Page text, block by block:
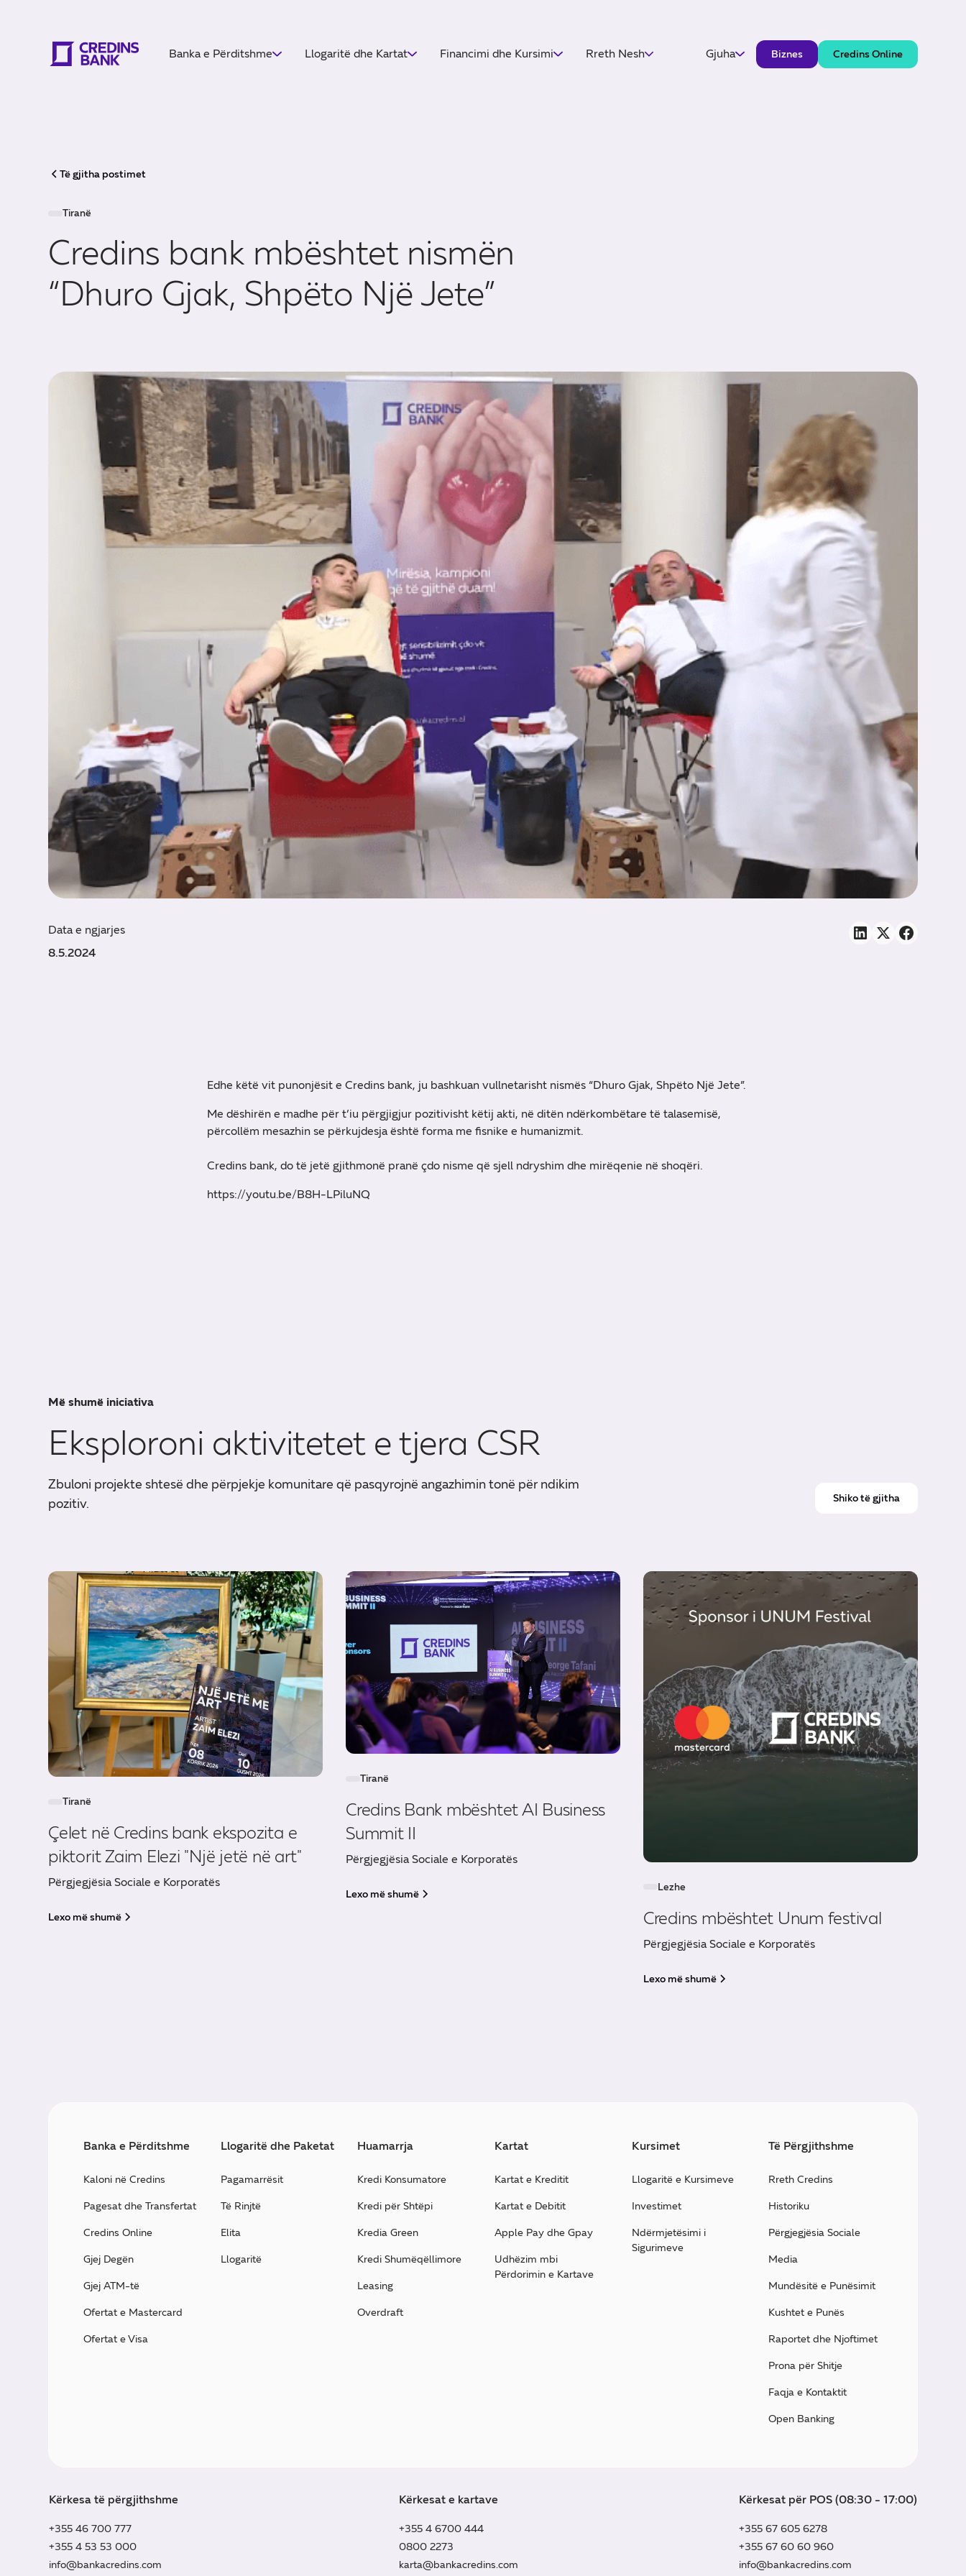
Banka e Përditshme Llogaritë dhe Kartat Financimi dhe Kursimi Rreth Nesh Gjuha Biznes Credins Online
Të gjitha postimet
Tiranë
Credins bank mbështet nismën
“Dhuro Gjak, Shpëto Një Jete”
Data e ngjarjes
8.5.2024
Edhe këtë vit punonjësit e Credins bank, ju bashkuan vullnetarisht nismës “Dhuro Gjak, Shpëto Një Jete”.
Me dëshirën e madhe për t’iu përgjigjur pozitivisht këtij akti, në ditën ndërkombëtare të talasemisë,
përcollëm mesazhin se përkujdesja është forma me fisnike e humanizmit.
Credins bank, do të jetë gjithmonë pranë çdo nisme që sjell ndryshim dhe mirëqenie në shoqëri.
https://youtu.be/B8H-LPiluNQ
Më shumë iniciativa
Eksploroni aktivitetet e tjera CSR
Zbuloni projekte shtesë dhe përpjekje komunitare që pasqyrojnë angazhimin tonë për ndikim
pozitiv.
Shiko të gjitha
Tiranë
Çelet në Credins bank ekspozita e
piktorit Zaim Elezi "Një jetë në art"
Përgjegjësia Sociale e Korporatës
Lexo më shumë
Tiranë
Credins Bank mbështet AI Business
Summit II
Përgjegjësia Sociale e Korporatës
Lexo më shumë
Lezhe
Credins mbështet Unum festival
Përgjegjësia Sociale e Korporatës
Lexo më shumë
Banka e Përditshme
Kaloni në Credins
Pagesat dhe Transfertat
Credins Online
Gjej Degën
Gjej ATM-të
Ofertat e Mastercard
Ofertat e Visa
Llogaritë dhe Paketat
Pagamarrësit
Të Rinjtë
Elita
Llogaritë
Huamarrja
Kredi Konsumatore
Kredi për Shtëpi
Kredia Green
Kredi Shumëqëllimore
Leasing
Overdraft
Kartat
Kartat e Kreditit
Kartat e Debitit
Apple Pay dhe Gpay
Udhëzim mbi
Përdorimin e Kartave
Kursimet
Llogaritë e Kursimeve
Investimet
Ndërmjetësimi i
Sigurimeve
Të Përgjithshme
Rreth Credins
Historiku
Përgjegjësia Sociale
Media
Mundësitë e Punësimit
Kushtet e Punës
Raportet dhe Njoftimet
Prona për Shitje
Faqja e Kontaktit
Open Banking
Kërkesa të përgjithshme
+355 46 700 777
+355 4 53 53 000
info@bankacredins.com
Kërkesat e kartave
+355 4 6700 444
0800 2273
karta@bankacredins.com
Kërkesat për POS (08:30 - 17:00)
+355 67 605 6278
+355 67 60 60 960
info@bankacredins.com